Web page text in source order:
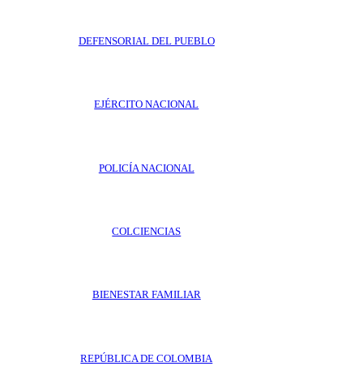
DEFENSORIAL DEL PUEBLO
EJÉRCITO NACIONAL
POLICÍA NACIONAL
COLCIENCIAS
BIENESTAR FAMILIAR
REPÚBLICA DE COLOMBIA